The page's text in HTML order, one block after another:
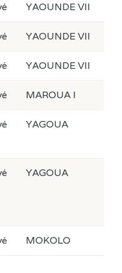
YAOUNDE VII
YAOUNDE VII
YAOUNDE VII
MAROUA I
YAGOUA
YAGOUA
MOKOLO